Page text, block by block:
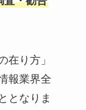
在り方」
報業界全
となりま